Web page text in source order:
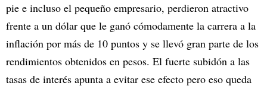
pie e incluso el pequeño empresario, perdieron atractivo
frente a un dólar que le ganó cómodamente la carrera a la
inflación por más de 10 puntos y se llevó gran parte de los
rendimientos obtenidos en pesos. El fuerte subidón a las
tasas de interés apunta a evitar ese efecto pero eso queda